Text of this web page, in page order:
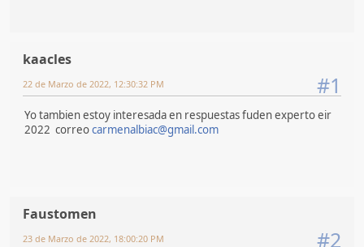
kaacles
#1
22 de Marzo de 2022, 12:30:32 PM
Yo tambien estoy interesada en respuestas fuden experto eir
2022 correocarmenalbiac@gmail.com
Faustomen
#2
23 de Marzo de 2022, 18:00:20 PM